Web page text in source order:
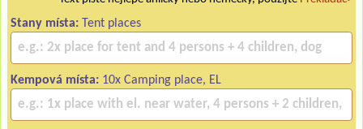
Stany místa: Tent places
Kempová místa: 10x Camping place, EL